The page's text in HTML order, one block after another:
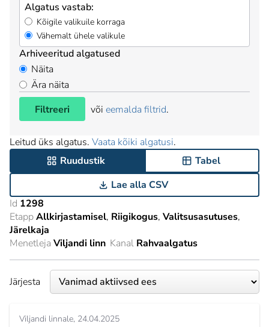
Algatus vastab:
Kõigile valikuile korraga
Vähemalt ühele valikule
Arhiveeritud algatused
Näita
Ära näita
Filtreeri
või eemalda filtrid.
Leitud üks algatus. Vaata kõiki algatusi.
Ruudustik
Tabel
Lae alla CSV
Id 1298
EtappAllkirjastamisel Riigikogus Valitsusasutuses
Järelkaja
Menetleja Viljandi linn Kanal Rahvaalgatus
Järjesta
Viljandi linnale 24.04.2025